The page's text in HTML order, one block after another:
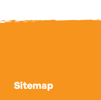
Sitemap